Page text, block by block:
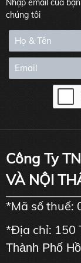
Nhập email của
chúng tôi
Công Ty
VÀ NỘI
*Mã số thuế:
*Địa chỉ: 150
Thành Phố